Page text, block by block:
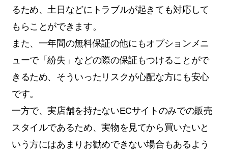
るため、土日などにトラブルが起きても対応して
もらことができます。
また、一年間の無料保証の他にもオプションメニ
ューで「紛失」などの際の保証もつけることがで
きるため、そういったリスクが心配な方にも安心
です。
一方で、実店舗を持たないECサイトのみでの販売
スタイルであるため、実物を見てから買いたいと
いう方にはあまりお勧めできない場合もあるよう